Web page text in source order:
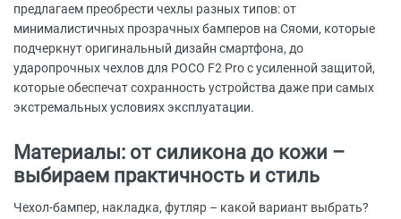
предлагаем преобрести чехлы разных типов: от
минималистичных прозрачных бамперов на Сяоми, которые
подчеркнут оригинальный дизайн смартфона, до
ударопрочных чехлов для POCO F2 Pro с усиленной защитой,
которые обеспечат сохранность устройства даже при самых
экстремальных условиях эксплуатации.
Материалы: от силикона до кожи –
выбираем практичность и стиль
Чехол-бампер, накладка, футляр – какой вариант выбрать?